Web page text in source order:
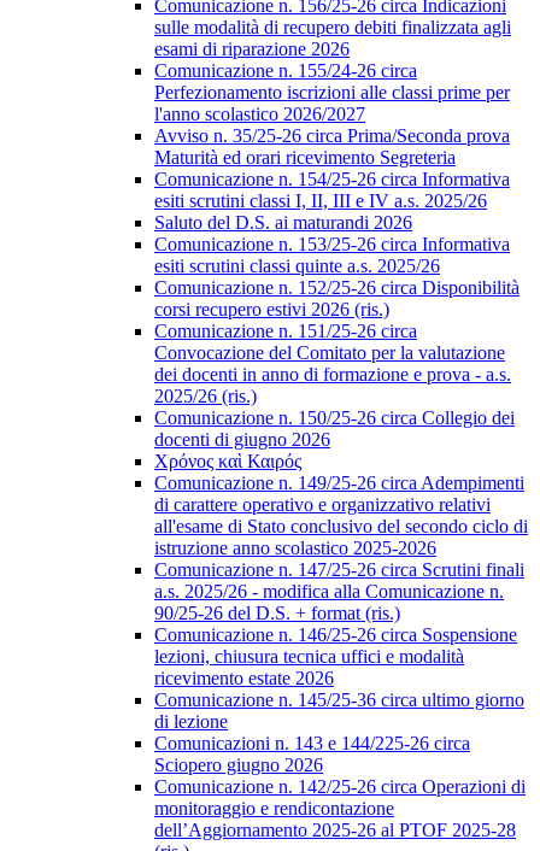
Comunicazione n. 156/25-26 circa Indicazioni
sulle modalità di recupero debiti finalizzata agli
esami di riparazione 2026
Comunicazione n. 155/24-26 circa
Perfezionamento iscrizioni alle classi prime per
l'anno scolastico 2026/2027
Avviso n. 35/25-26 circa Prima/Seconda prova
Maturità ed orari ricevimento Segreteria
Comunicazione n. 154/25-26 circa Informativa
esiti scrutini classi I, II, III e IV a.s. 2025/26
Saluto del D.S. ai maturandi 2026
Comunicazione n. 153/25-26 circa Informativa
esiti scrutini classi quinte a.s. 2025/26
Comunicazione n. 152/25-26 circa Disponibilità
corsi recupero estivi 2026 (ris.)
Comunicazione n. 151/25-26 circa
Convocazione del Comitato per la valutazione
dei docenti in anno di formazione e prova - a.s.
2025/26 (ris.)
Comunicazione n. 150/25-26 circa Collegio dei
docenti di giugno 2026
Χρόνος καὶ Καιρός
Comunicazione n. 149/25-26 circa Adempimenti
di carattere operativo e organizzativo relativi
all'esame di Stato conclusivo del secondo ciclo di
istruzione anno scolastico 2025-2026
Comunicazione n. 147/25-26 circa Scrutini finali
a.s. 2025/26 - modifica alla Comunicazione n.
90/25-26 del D.S. + format (ris.)
Comunicazione n. 146/25-26 circa Sospensione
lezioni, chiusura tecnica uffici e modalità
ricevimento estate 2026
Comunicazione n. 145/25-36 circa ultimo giorno
di lezione
Comunicazioni n. 143 e 144/225-26 circa
Sciopero giugno 2026
Comunicazione n. 142/25-26 circa Operazioni di
monitoraggio e rendicontazione
dell’Aggiornamento 2025-26 al PTOF 2025-28